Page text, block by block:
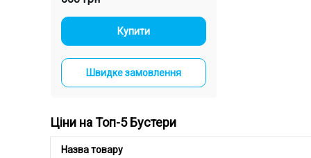
Купити
Швидке замовлення
Ціни на Топ-5 Бустери
Назва товару